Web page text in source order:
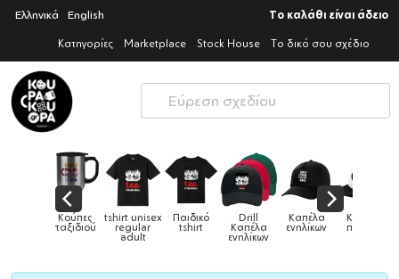
Ελληνικά English Το καλάθι είναι άδειο
Κατηγορίες Marketplace Stock House Το δικό σου σχέδιο
Κούπες
ταξιδιού
tshirt unisex
regular
adult
Παιδικό
tshirt
Drill
Καπέλα
ενηλίκων
Καπέλα
ενηλίκων
Καπέλα
παιδικά